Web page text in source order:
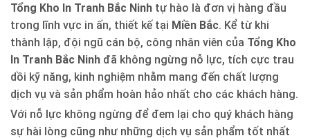
Tổng Kho In Tranh Bắc Ninh tự hào là đơn vị hàng đầu
trong lĩnh vực in ấn, thiết kế tại Miền Bắc. Kể từ khi
thành lập, đội ngũ cán bộ, công nhân viên của Tổng Kho
In Tranh Bắc Ninh đã không ngừng nỗ lực, tích cực trau
dồi kỹ năng, kinh nghiệm nhằm mang đến chất lượng
dịch vụ và sản phẩm hoàn hảo nhất cho các khách hàng.
Với nỗ lực không ngừng để đem lại cho quý khách hàng
sự hài lòng cũng như những dịch vụ sản phẩm tốt nhất